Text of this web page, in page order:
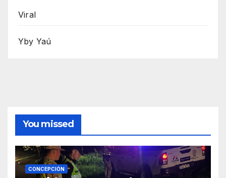
Viral
Yby Yaú
You missed
CONCEPCIÓN